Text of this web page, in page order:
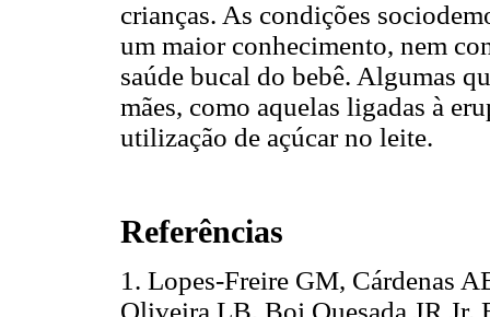
crianças. As condições
um maior conhecimento, nem
saúde bucal do bebê. Algumas
mães, como aquelas ligadas à
utilização de açúcar no leite.
Referências
1. Lopes-Freire GM, Cárdenas
Oliveira LB, Boj Quesada JR Jr.